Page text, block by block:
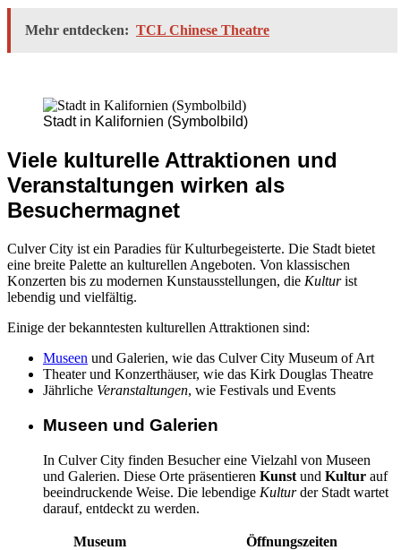
Mehr entdecken: TCL Chinese Theatre
Stadt in Kalifornien (Symbolbild)
Viele kulturelle Attraktionen und
Veranstaltungen wirken als
Besuchermagnet
Culver City ist ein Paradies für Kulturbegeisterte. Die Stadt bietet
eine breite Palette an kulturellen Angeboten. Von klassischen
Konzerten bis zu modernen Kunstausstellungen, die Kulturist
lebendig und vielfältig.
Einige der bekanntesten kulturellen Attraktionen sind:
Museen und Galerien, wie das Culver City Museum of Art
Theater und Konzerthäuser, wie das Kirk Douglas Theatre
Jährliche Veranstaltungen, wie Festivals und Events
Museen und Galerien
In Culver City finden Besucher eine Vielzahl von Museen
und Galerien. Diese Orte präsentieren Kunst und Kultur auf
beeindruckende Weise. Die lebendige Kulturder Stadt wartet
darauf, entdeckt zu werden.
Museum
Öffnungszeiten